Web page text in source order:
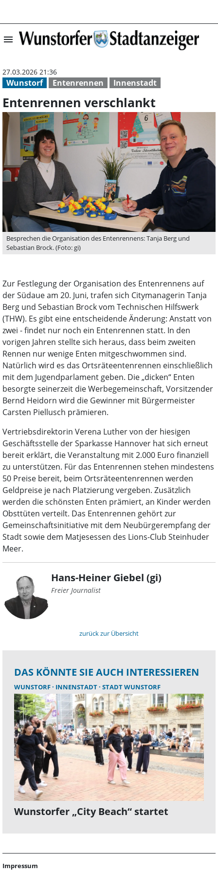
menu Entenrennen
Wunstorf Entenrennen Innenstadt
27.03.2026 21:36
Entenrennen verschlankt
Besprechen die Organisation des Entenrennens: Tanja Berg und
Sebastian Brock. (Foto: gi)
Zur Festlegung der Organisation des Entenrennens auf
der Südaue am 20. Juni, trafen sich Citymanagerin Tanja
Berg und Sebastian Brock vom Technischen Hilfswerk
(THW). Es gibt eine entscheidende Änderung: Anstatt von
zwei - findet nur noch ein Entenrennen statt. In den
vorigen Jahren stellte sich heraus, dass beim zweiten
Rennen nur wenige Enten mitgeschwommen sind.
Natürlich wird es das Ortsräteentenrennen einschließlich
mit dem Jugendparlament geben. Die „dicken“ Enten
besorgte seinerzeit die Werbegemeinschaft, Vorsitzender
Bernd Heidorn wird die Gewinner mit Bürgermeister
Carsten Piellusch prämieren.
Vertriebsdirektorin Verena Luther von der hiesigen
Geschäftsstelle der Sparkasse Hannover hat sich erneut
bereit erklärt, die Veranstaltung mit 2.000 Euro finanziell
zu unterstützen. Für das Entenrennen stehen mindestens
50 Preise bereit, beim Ortsräteentenrennen werden
Geldpreise je nach Platzierung vergeben. Zusätzlich
werden die schönsten Enten prämiert, an Kinder werden
Obsttüten verteilt. Das Entenrennen gehört zur
Gemeinschaftsinitiative mit dem Neubürgerempfang der
Stadt sowie dem Matjesessen des Lions-Club Steinhuder
Meer.
Hans-Heiner Giebel (gi)
Freier Journalist
zurück zur Übersicht
DAS KÖNNTE SIE AUCH INTERESSIEREN
WUNSTORF INNENSTADT STADT WUNSTORF
Wunstorfer „City Beach“ startet
Impressum